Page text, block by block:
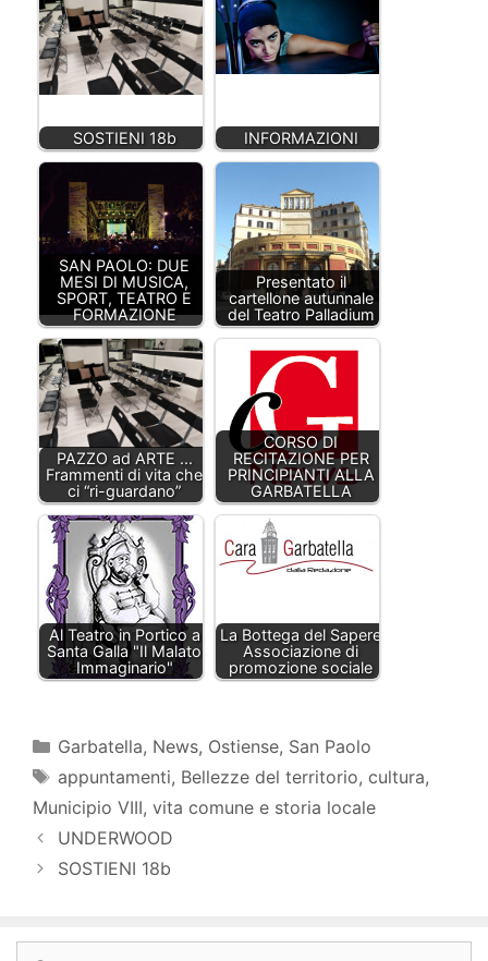
SOSTIENI 18b INFORMAZIONI
SAN PAOLO: DUE
MESI DI MUSICA,
SPORT, TEATRO E
FORMAZIONE
Presentato il
cartellone autunnale
del Teatro Palladium
PAZZO ad ARTE ...
Frammenti di vita che
ci “ri-guardano”
CORSO DI
RECITAZIONE PER
PRINCIPIANTI ALLA
GARBATELLA
Al Teatro in Portico a
Santa Galla "Il Malato
Immaginario"
La Bottega del Sapere
Associazione di
promozione sociale
Categorie
Garbatella, News, Ostiense, San Paolo
Tag
appuntamenti, Bellezze del territorio, cultura,
Municipio VIII, vita comune e storia locale
UNDERWOOD
SOSTIENI 18b